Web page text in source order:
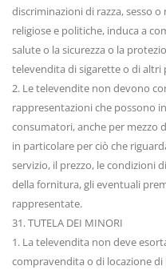
discriminazioni di razza, sesso
religiose e politiche, induca a
salute o la sicurezza o la
televendita di sigarette o di altri
2. Le televendite non devono
rappresentazioni che possono
consumatori, anche per mezzo
in particolare per ciò che
servizio, il prezzo, le condizioni
della fornitura, gli eventuali
rappresentate.
31. TUTELA DEI MINORI
1. La televendita non deve
compravendita o di locazione